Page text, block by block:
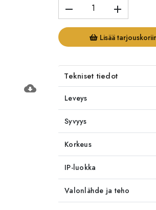
cloud_download
remove add
Lisää
Tekniset tiedot
Leveys
Syvyys
Korkeus
IP-luokka
Valonlähde ja teho